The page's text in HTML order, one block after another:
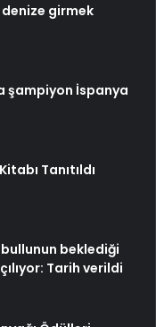
girmek
şampiyon İspanya
Tanıtıldı
beklediği
Tarih verildi